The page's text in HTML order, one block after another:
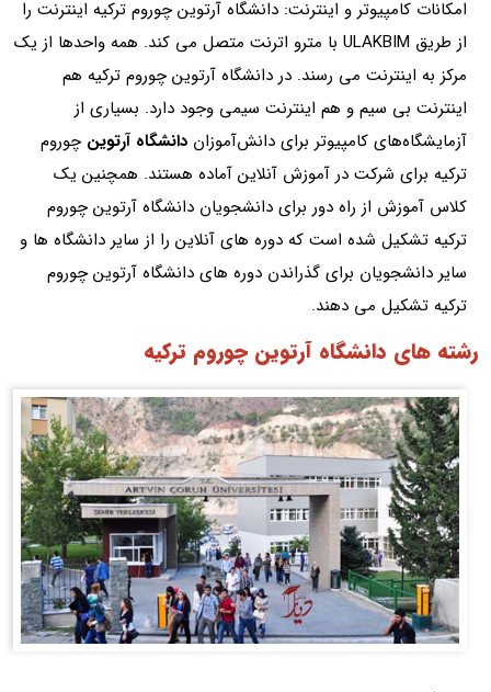
امکانات کامپیوتر و اینترنت: دانشگاه آرتوین چوروم ترکیه اینترنت را
از طریق ULAKBIM با مترو اترنت متصل می کند. همه واحدها از یک
مرکز به اینترنت می رسند. در دانشگاه آرتوین چوروم ترکیه هم
اینترنت بی سیم و هم اینترنت سیمی وجود دارد. بسیاری از
آزمایشگاه‌های کامپیوتر برای دانش‌آموزان دانشگاه آرتوین چوروم
ترکیه برای شرکت در آموزش آنلاین آماده هستند. همچنین یک
کلاس آموزش از راه دور برای دانشجویان دانشگاه آرتوین چوروم
ترکیه تشکیل شده است که دوره های آنلاین را از سایر دانشگاه ها و
سایر دانشجویان برای گذراندن دوره های دانشگاه آرتوین چوروم
ترکیه تشکیل می دهند.
رشته های دانشگاه آرتوین چوروم ترکیه